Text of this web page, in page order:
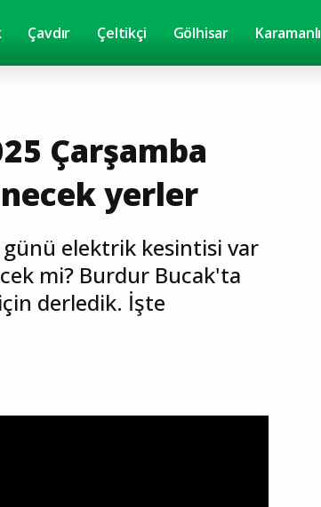
Çavdır Çeltikçi Gölhisar Karamanlı
Çarşamba
yerler
elektrik kesintisi var
mi? Burdur Bucak'ta
derledik. İşte